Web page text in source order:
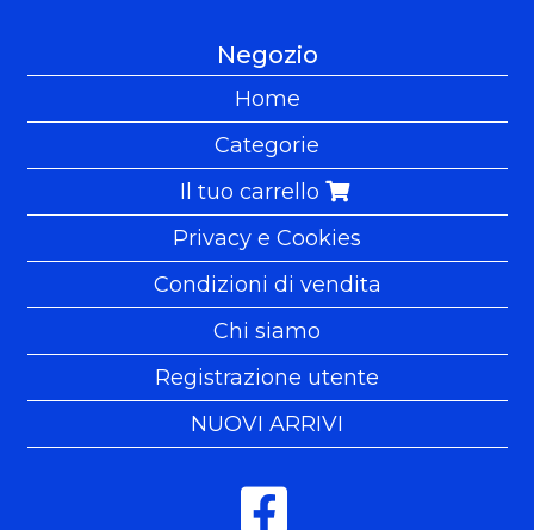
Negozio
Home
Categorie
Il tuo carrello
Privacy e Cookies
Condizioni di vendita
Chi siamo
Registrazione utente
NUOVI ARRIVI